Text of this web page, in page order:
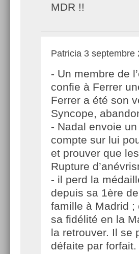
MDR !!
Patricia 3 septembre
- Un membre de
confie à Ferrer
Ferrer a été son
Syncope,
- Nadal envoie
compte sur lui
et prouver que
Rupture
- il perd la
depuis sa 1ère
famille à Madrid ;
sa fidélité en la
la retrouver. Il se
défaite par forfait.